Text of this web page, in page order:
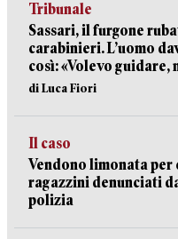
Tribunale
Sassari, il furgone
carabinieri. L’uomo
così: «Volevo guidare,
di Luca Fiori
Il caso
Vendono limonata
ragazzini denunciati
polizia